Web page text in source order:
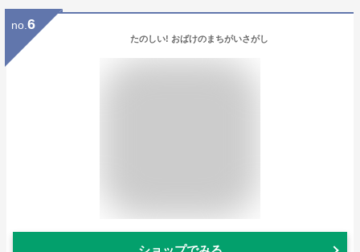
no. 6
たのしい! おばけのまちがいさがし